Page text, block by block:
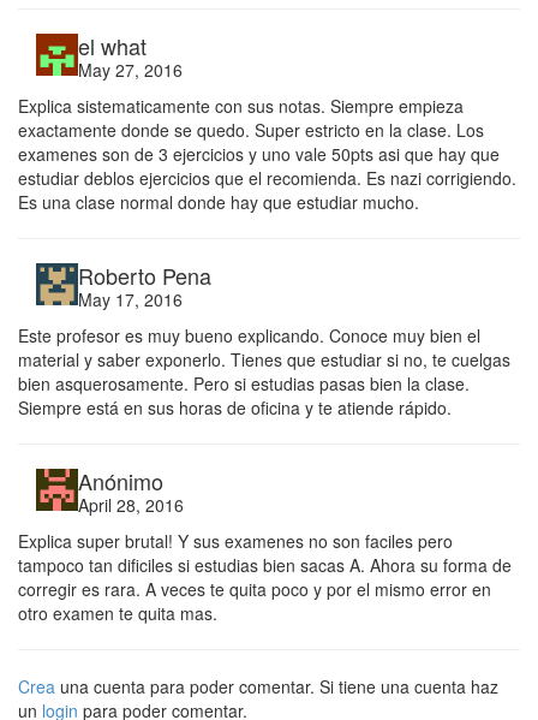
el what
May 27, 2016
Explica sistematicamente con sus notas. Siempre empieza
exactamente donde se quedo. Super estricto en la clase. Los
examenes son de 3 ejercicios y uno vale 50pts asi que hay que
estudiar deblos ejercicios que el recomienda. Es nazi corrigiendo.
Es una clase normal donde hay que estudiar mucho.
Roberto Pena
May 17, 2016
Este profesor es muy bueno explicando. Conoce muy bien el
material y saber exponerlo. Tienes que estudiar si no, te cuelgas
bien asquerosamente. Pero si estudias pasas bien la clase.
Siempre está en sus horas de oficina y te atiende rápido.
Anónimo
April 28, 2016
Explica super brutal! Y sus examenes no son faciles pero
tampoco tan dificiles si estudias bien sacas A. Ahora su forma de
corregir es rara. A veces te quita poco y por el mismo error en
otro examen te quita mas.
Crea una cuenta para poder comentar. Si tiene una cuenta haz
un login para poder comentar.